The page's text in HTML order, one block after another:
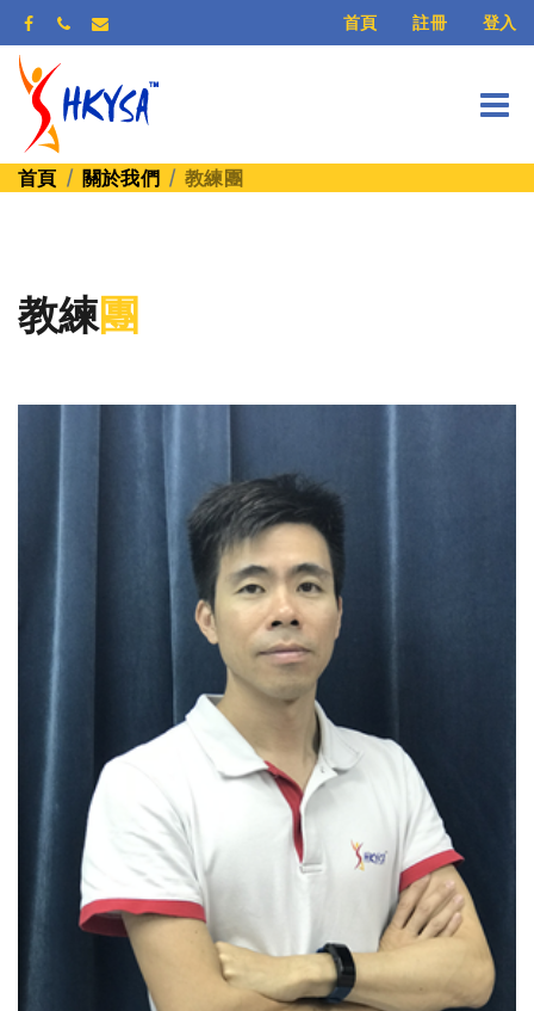
首頁 註冊 登入
首頁 關於我們 教練團
教練團